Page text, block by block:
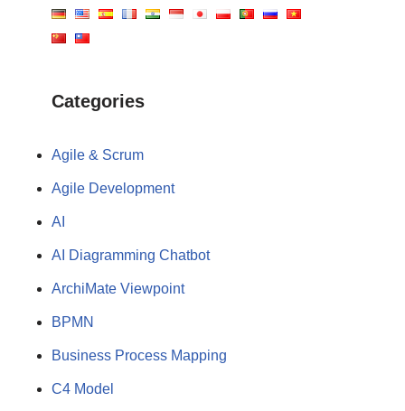
Categories
Agile & Scrum
Agile Development
AI
AI Diagramming Chatbot
ArchiMate Viewpoint
BPMN
Business Process Mapping
C4 Model